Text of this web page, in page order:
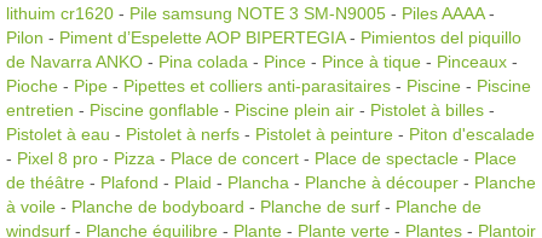
lithuim cr1620 - Pile samsung NOTE 3 SM-N9005 - Piles AAAA-
Pilon - Piment d’Espelette AOP BIPERTEGIA- Pimientos del piquillo
de Navarra ANKO - Pina colada - Pince - Pince à tique - Pinceaux -
Pioche - Pipe - Pipettes et colliers anti-parasitaires - Piscine - Piscine
entretien - Piscine gonflable - Piscine plein air - Pistolet à billes -
Pistolet à eau - Pistolet à nerfs - Pistolet à peinture - Piton d'escalade
- Pixel 8 pro - Pizza - Place de concert - Place de spectacle - Place
de théâtre - Plafond - Plaid - Plancha - Planche à découper - Planche
à voile - Planche de bodyboard - Planche de surf - Planche de
windsurf - Planche équilibre - Plante - Plante verte - Plantes - Plantoir